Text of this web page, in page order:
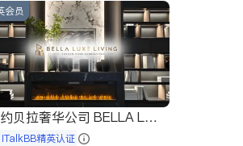
会员
拉奢华公司 BELLA LUX
iTalkBB精英认证